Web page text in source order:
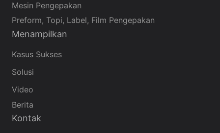
Mesin Pengepakan
Preform, Topi, Label, Film Pengepakan
Menampilkan
Kasus Sukses
Solusi
Video
Berita
Kontak